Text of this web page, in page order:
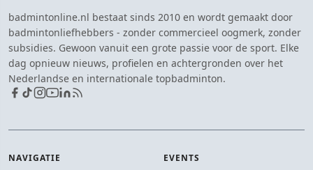
badmintonline.nl bestaat sinds 2010 en wordt gemaakt door
badmintonliefhebbers - zonder commercieel oogmerk, zonder
subsidies. Gewoon vanuit een grote passie voor de sport. Elke
dag opnieuw nieuws, profielen en achtergronden over het
Nederlandse en internationale topbadminton.
NAVIGATIE EVENTS